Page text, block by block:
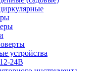
устройства
24В